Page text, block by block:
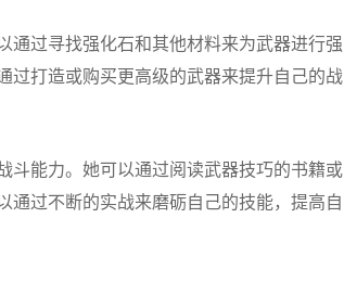
通过寻找强化石和其他材料来为武器进行强
过打造或购买更高级的武器来提升自己的战
斗能力。她可以通过阅读武器技巧的书籍或
过不断的实战来磨砺自己的技能，提高自